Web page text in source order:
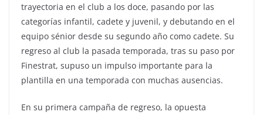
trayectoria en el club a los doce, pasando por las
categorías infantil, cadete y juvenil, y debutando en el
equipo sénior desde su segundo año como cadete. Su
regreso al club la pasada temporada, tras su paso por
Finestrat, supuso un impulso importante para la
plantilla en una temporada con muchas ausencias.
En su primera campaña de regreso, la opuesta